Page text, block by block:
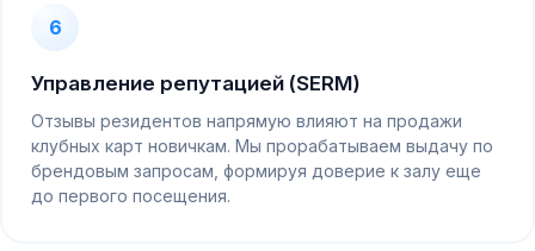
6
Управление репутацией (SERM)
Отзывы резидентов напрямую влияют на продажи
клубных карт новичкам. Мы прорабатываем выдачу по
брендовым запросам, формируя доверие к залу еще
до первого посещения.